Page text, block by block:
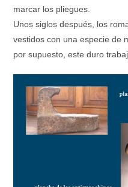
marcar los pliegues.
Unos siglos después, los
vestidos con una especie de
por supuesto, este duro